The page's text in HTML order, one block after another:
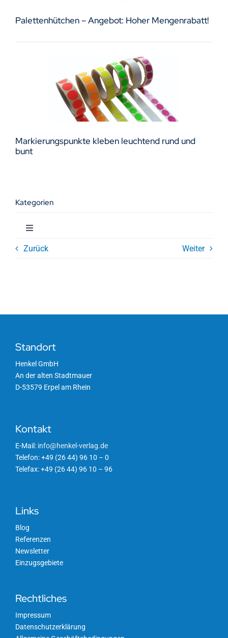
Palettenhütchen – Angebot: Hoher Mengenrabatt!
Markierungspunkte kleben leuchtend rund und
bunt
Kategorien
Toggle
Formulare
Produktneuheiten
Verpackung
Wissenswertes
Zurück Weiter
Standort
Henkel GmbH
An der alten Stadtmauer
D-53579 Erpel am Rhein
Kontakt
E-Mail: info@henkel-verlag.de
Telefon: +49 (26 44) 96 10 – 0
Telefax: +49 (26 44) 96 10 – 96
Links
Blog
Referenzen
Newsletter
Einzugsgebiete
Rechtliches
Impressum
Datenschutzerklärung